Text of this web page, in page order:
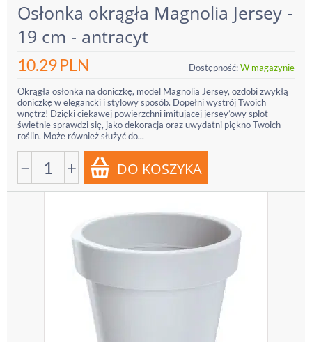
Osłonka okrągła Magnolia Jersey -
19 cm - antracyt
10.29PLN Dostępność:W magazynie
Okrągła osłonka na doniczkę, model Magnolia Jersey, ozdobi zwykłą
doniczkę w elegancki i stylowy sposób. Dopełni wystrój Twoich
wnętrz! Dzięki ciekawej powierzchni imitującej jersey’owy splot
świetnie sprawdzi się, jako dekoracja oraz uwydatni piękno Twoich
roślin. Może również służyć do...
− +